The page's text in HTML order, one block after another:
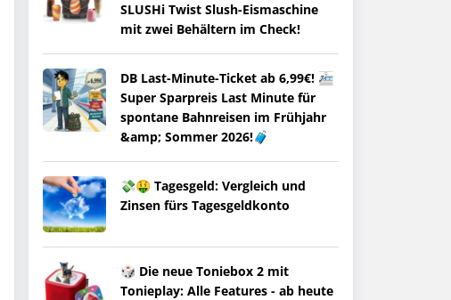
SLUSHi Twist Slush-Eismaschine
mit zwei Behältern im Check!
DB Last-Minute-Ticket ab 6,99€! 🚈
Super Sparpreis Last Minute für
spontane Bahnreisen im Frühjahr
&amp; Sommer 2026!🧳
💸🤑 Tagesgeld: Vergleich und
Zinsen fürs Tagesgeldkonto
🎲 Die neue Toniebox 2 mit
Tonieplay: Alle Features - ab heute